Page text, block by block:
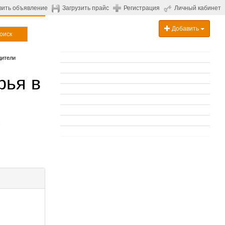
объявление Загрузить прайс Регистрация Личный кабинет
Добавить
в